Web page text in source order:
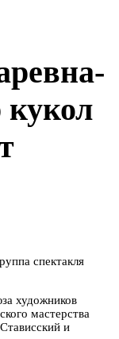
спектакля
художников
мастерства
и